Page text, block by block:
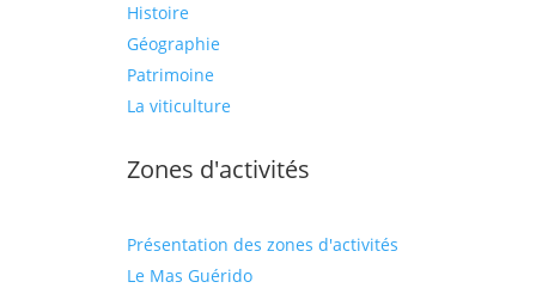
Histoire
Géographie
Patrimoine
La viticulture
Zones d'activités
Présentation des zones d'activités
Le Mas Guérido